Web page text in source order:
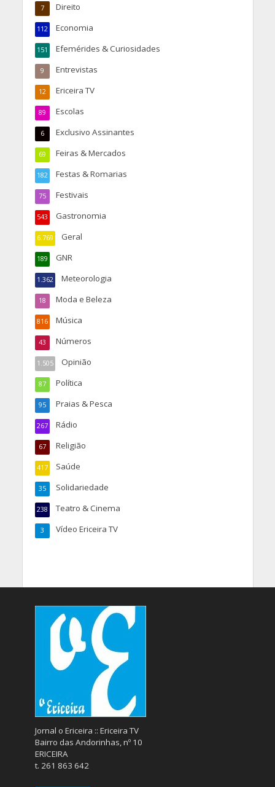
Direito
7
Economia
112
Efemérides & Curiosidades
151
Entrevistas
9
Ericeira TV
12
Escolas
89
Exclusivo Assinantes
6
Feiras & Mercados
69
Festas & Romarias
182
Festivais
75
Gastronomia
543
Geral
6.769
GNR
189
Meteorologia
1.362
Moda e Beleza
18
Música
816
Números
43
Opinião
1.505
Política
87
Praias & Pesca
95
Rádio
267
Religião
67
Saúde
417
Solidariedade
35
Teatro & Cinema
238
Vídeo Ericeira TV
3
Jornal o Ericeira :: Ericeira TV
Bairro das Andorinhas, nº 10
ERICEIRA
t. 261 863 642